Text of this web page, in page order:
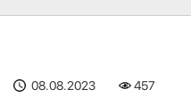
08.08.2023 457